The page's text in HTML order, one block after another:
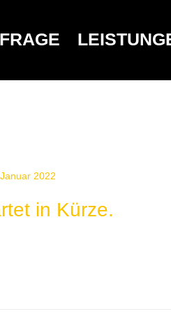
2022
in Kürze.